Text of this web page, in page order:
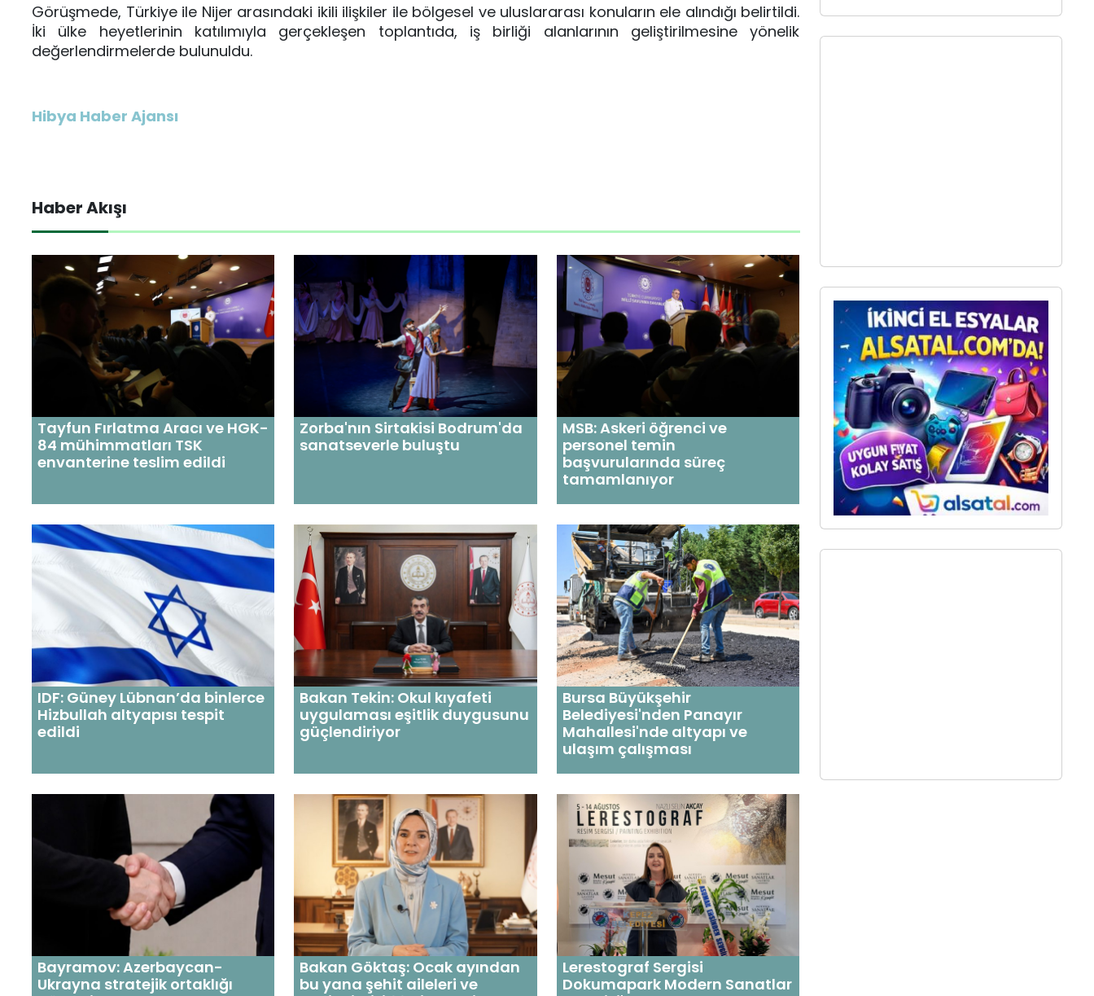
Görüşmede, Türkiye ile Nijer arasındaki ikili ilişkiler ile bölgesel ve uluslararası konuların ele alındığı belirtildi.
İki ülke heyetlerinin katılımıyla gerçekleşen toplantıda, iş birliği alanlarının geliştirilmesine yönelik
değerlendirmelerde bulunuldu.
Hibya Haber Ajansı
Haber Akışı
Tayfun Fırlatma Aracı ve HGK-
84 mühimmatları TSK
envanterine teslim edildi
Zorba'nın Sirtakisi Bodrum'da
sanatseverle buluştu
MSB: Askeri öğrenci ve
personel temin
başvurularında süreç
tamamlanıyor
IDF: Güney Lübnan’da binlerce
Hizbullah altyapısı tespit
edildi
Bakan Tekin: Okul kıyafeti
uygulaması eşitlik duygusunu
güçlendiriyor
Bursa Büyükşehir
Belediyesi'nden Panayır
Mahallesi'nde altyapı ve
ulaşım çalışması
Bayramov: Azerbaycan-
Ukrayna stratejik ortaklığı
Bakan Göktaş: Ocak ayından
bu yana şehit aileleri ve
Lerestograf Sergisi
Dokumapark Modern Sanatlar